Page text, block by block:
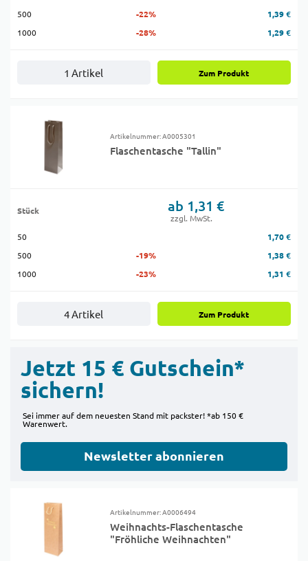
500
-22%
1,39 €
1000
-28% 1,29 €
1 Artikel Zum Produkt
Artikelnummer: A0005301
Flaschentasche "Tallin"
Stück ab 1,31 €
zzgl. MwSt.
50
1,70 €
500
-19%
1,38 €
1000
-23% 1,31 €
4 Artikel Zum Produkt
Jetzt 15 € Gutschein*
sichern!
Sei immer auf dem neuesten Stand mit packster! *ab 150 €
Warenwert.
Newsletter abonnieren
Artikelnummer: A0006494
Weihnachts-Flaschentasche
"Fröhliche Weihnachten"